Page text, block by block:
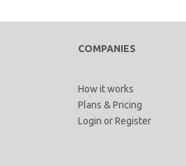
COMPANIES
How it works
Plans & Pricing
Login orRegister